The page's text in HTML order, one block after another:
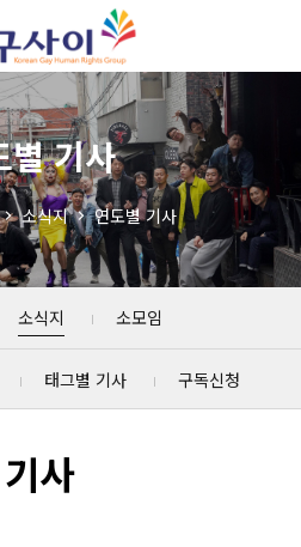
별 기사
소식지 연도별 기사
소식지 소모임
태그별 기사 구독신청
사